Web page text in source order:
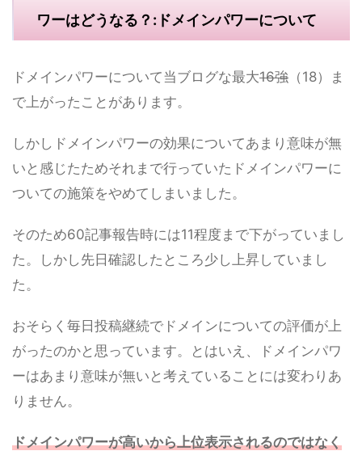
ワーはどうなる？:ドメインパワーについて
ドメインパワーについて当ブログな最大16強 （18）ま
で上がったことがあります。
しかしドメインパワーの効果についてあまり意味が無
いと感じたためそれまで行っていたドメインパワーに
ついての施策をやめてしまいました。
そのため60記事報告時には11程度まで下がっていまし
た。しかし先日確認したところ少し上昇していまし
た。
おそらく毎日投稿継続でドメインについての評価が上
がったのかと思っています。とはいえ、ドメインパワ
ーはあまり意味が無いと考えていることには変わりあ
りません。
ドメインパワーが高いから上位表示されるのではなく